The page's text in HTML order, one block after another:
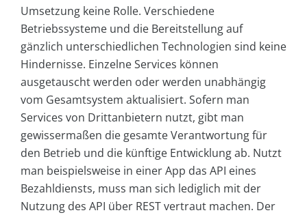
Umsetzung keine Rolle. Verschiedene
Betriebssysteme und die Bereitstellung auf
gänzlich unterschiedlichen Technologien sind keine
Hindernisse. Einzelne Services können
ausgetauscht werden oder werden unabhängig
vom Gesamtsystem aktualisiert. Sofern man
Services von Drittanbietern nutzt, gibt man
gewissermaßen die gesamte Verantwortung für
den Betrieb und die künftige Entwicklung ab. Nutzt
man beispielsweise in einer App das API eines
Bezahldiensts, muss man sich lediglich mit der
Nutzung des API über REST vertraut machen. Der